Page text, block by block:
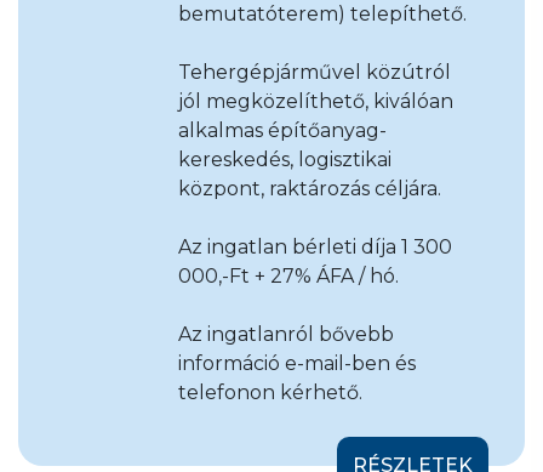
bemutatóterem) telepíthető.
Tehergépjárművel közútról
jól megközelíthető, kiválóan
alkalmas építőanyag-
kereskedés, logisztikai
központ, raktározás céljára.
Az ingatlan bérleti díja 1 300
000,-Ft + 27% ÁFA / hó.
Az ingatlanról bővebb
információ e-mail-ben és
telefonon kérhető.
RÉSZLETEK